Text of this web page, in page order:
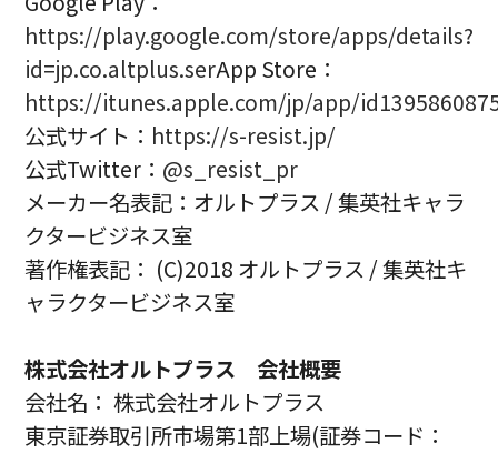
https://play.google.com/store/apps/details?
id=jp.co.altplus.serApp Store：
https://itunes.apple.com/jp/app/
公式サイト： https://s-resist.jp/
公式Twitter： @s_resist_pr
メーカー名表記：オルトプラス / 集英社キャラ
クタービジネス室
著作権表記： (C)2018 オルトプラス / 集英社キ
ャラクタービジネス室
株式会社オルトプラス 会社概要
会社名： 株式会社オルトプラス
東京証券取引所市場第1部上場(証券コード：